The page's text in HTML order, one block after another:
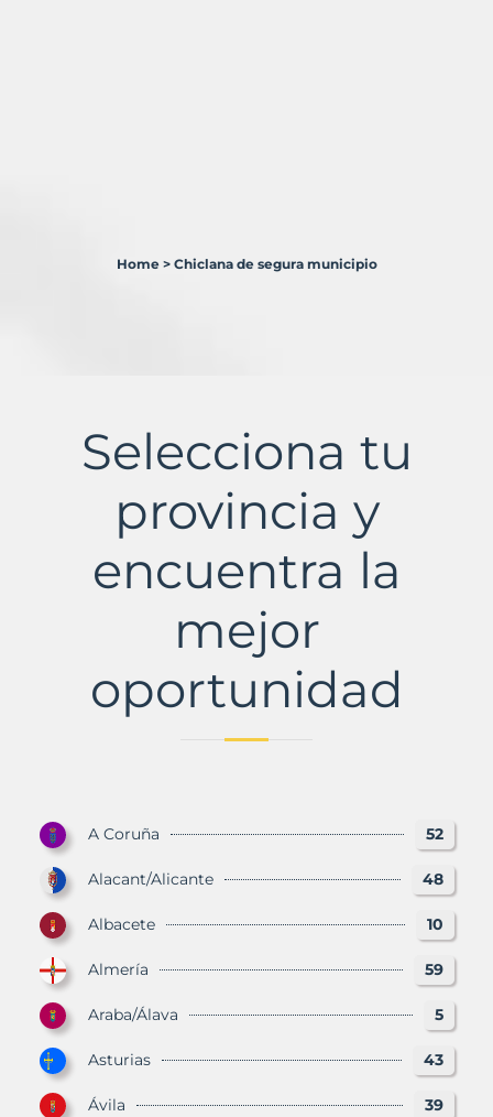
Municipio
Home > Chiclana de segura municipio
Selecciona tu
provincia y
encuentra la
mejor
oportunidad
A Coruña 52
Alacant/Alicante 48
Albacete 10
Almería 59
Araba/Álava 5
Asturias 43
Ávila 39